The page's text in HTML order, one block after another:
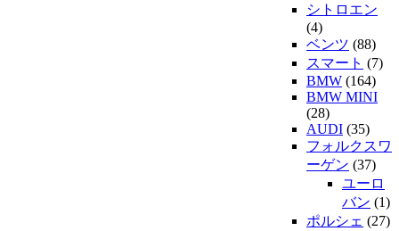
シトロエン
(4)
ベンツ (88)
スマート (7)
BMW (164)
BMW MINI
(28)
AUDI (35)
フォルクスワ
ーゲン (37)
ユーロ
バン (1)
ポルシェ (27)